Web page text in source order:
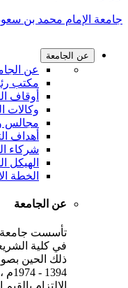
جامعة الإمام محمد بن
عن الجامعة
عن
مكتب
أوقاف
وكالات
مجالس
أهداف
شركاء
الهيكل
الخطة
عن الجامعة
تأسست جامعة
ذلك الحين
الالتزام